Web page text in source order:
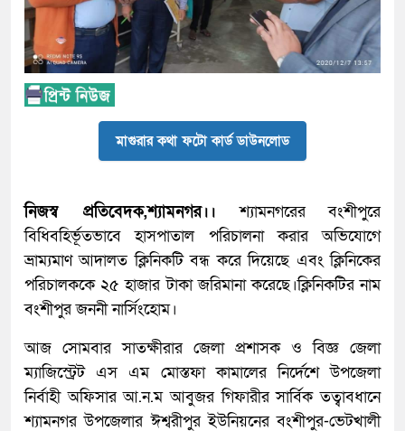
মাগুরার কথা ফটো কার্ড ডাউনলোড
নিজস্ব প্রতিবেদক,শ্যামনগর।।শ্যামনগরের বংশীপুরে
বিধিবহির্ভূতভাবে হাসপাতাল পরিচালনা করার অভিযোগে
ভ্রাম্যমাণ আদালত ক্লিনিকটি বন্ধ করে দিয়েছে এবং ক্লিনিকের
পরিচালককে ২৫ হাজার টাকা জরিমানা করেছে।ক্লিনিকটির নাম
বংশীপুর জননী নার্সিংহোম।
আজ সোমবার সাতক্ষীরার জেলা প্রশাসক ও বিজ্ঞ জেলা
ম্যাজিস্ট্রেট এস এম মোস্তফা কামালের নির্দেশে উপজেলা
নির্বাহী অফিসার আ.ন.ম আবুজর গিফারীর সার্বিক তত্বাবধানে
শ্যামনগর উপজেলার ঈশ্বরীপুর ইউনিয়নের বংশীপুর-ভেটখালী